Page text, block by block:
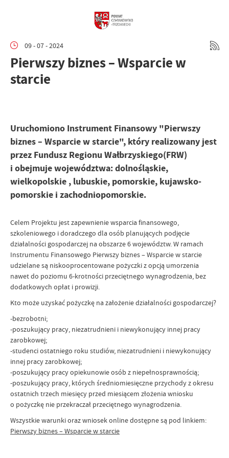
09 - 07 - 2024
Pierwszy biznes – Wsparcie w
starcie
Uruchomiono Instrument Finansowy "Pierwszy
biznes – Wsparcie w starcie", który realizowany jest
przez Fundusz Regionu Wałbrzyskiego(FRW)
i obejmuje województwa: dolnośląskie,
wielkopolskie , lubuskie, pomorskie, kujawsko-
pomorskie i zachodniopomorskie.
Celem Projektu jest zapewnienie wsparcia finansowego,
szkoleniowego i doradczego dla osób planujących podjęcie
działalności gospodarczej na obszarze 6 województw. W ramach
Instrumentu Finansowego Pierwszy biznes – Wsparcie w starcie
udzielane są niskooprocentowane pożyczki z opcją umorzenia
nawet do poziomu 6-krotności przeciętnego wynagrodzenia, bez
dodatkowych opłat i prowizji.
Kto może uzyskać pożyczkę na założenie działalności gospodarczej?
-bezrobotni;
-poszukujący pracy, niezatrudnieni i niewykonujący innej pracy
zarobkowej;
-studenci ostatniego roku studiów, niezatrudnieni i niewykonujący
innej pracy zarobkowej;
-poszukujący pracy opiekunowie osób z niepełnosprawnością;
-poszukujący pracy, których średniomiesięczne przychody z okresu
ostatnich trzech miesięcy przed miesiącem złożenia wniosku
o pożyczkę nie przekraczał przeciętnego wynagrodzenia.
Wszystkie warunki oraz wniosek online dostępne są pod linkiem:
Pierwszy biznes – Wsparcie w starcie